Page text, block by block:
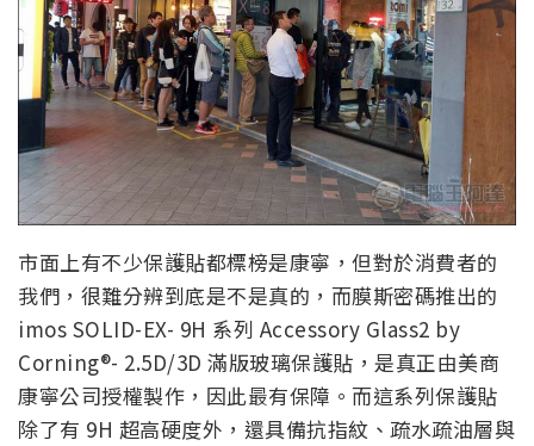
市面上有不少保護貼都標榜是康寧，但對於消費者的
我們，很難分辨到底是不是真的，而膜斯密碼推出的
imos SOLID-EX- 9H 系列 Accessory Glass2 by
Corning®- 2.5D/3D 滿版玻璃保護貼，是真正由美商
康寧公司授權製作，因此最有保障。而這系列保護貼
除了有 9H 超高硬度外，還具備抗指紋、疏水疏油層與